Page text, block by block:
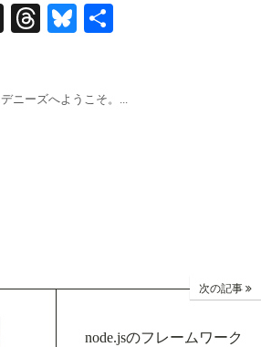
X
T
ds
Bl
y
デニーズへようこそ。...
次の記事
node.jsのフレームワーク